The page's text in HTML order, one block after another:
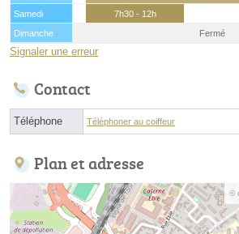
Samedi
7h30 - 12h
Dimanche
Fermé
Signaler une erreur
Contact
Téléphone Téléphoner au coiffeur
Plan et adresse
©